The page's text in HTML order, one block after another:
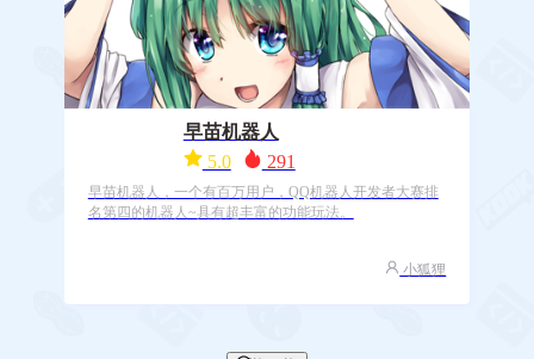
早苗机器人
5.0
291
早苗机器人，一个有百万用户，QQ机器人开发者大赛排
名第四的机器人~具有超丰富的功能玩法。
小狐狸